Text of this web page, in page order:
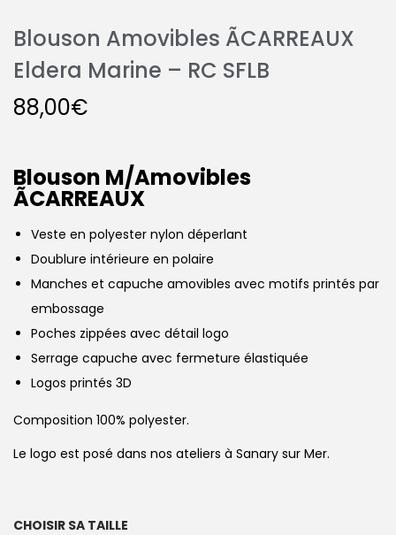
Blouson Amovibles ÃCARREAUX
Eldera Marine – RC SFLB
88,00€
Blouson M/Amovibles
ÃCARREAUX
Veste en polyester nylon déperlant
Doublure intérieure en polaire
Manches et capuche amovibles avec motifs printés par
embossage
Poches zippées avec détail logo
Serrage capuche avec fermeture élastiquée
Logos printés 3D
Composition 100% polyester.
Le logo est posé dans nos ateliers à Sanary sur Mer.
CHOISIR SA TAILLE